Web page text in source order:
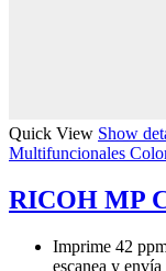
Quick View Show
Multifuncionales
RICOH MP
Imprime 42
escanea y